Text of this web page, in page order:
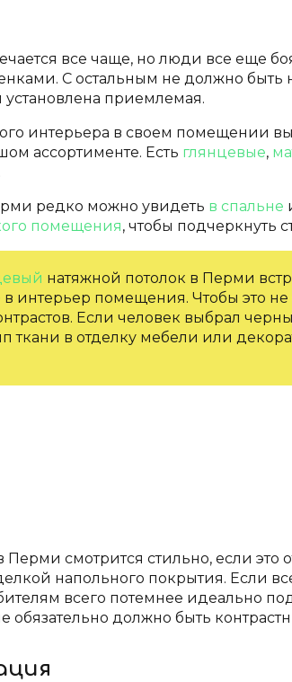
все чаще, но люди все еще
С остальным не должно
приемлемая.
интерьера в своем помещении
ассортименте. Есть глянцевые,
редко можно увидеть в спальне
помещения, чтобы подчеркнуть
натяжной потолок в Перми
интерьер помещения. Чтобы это не
Если человек выбрал
ткани в отделку мебели или
смотрится стильно, если это
напольного покрытия. Если
всего потемнее идеально
обязательно должно быть